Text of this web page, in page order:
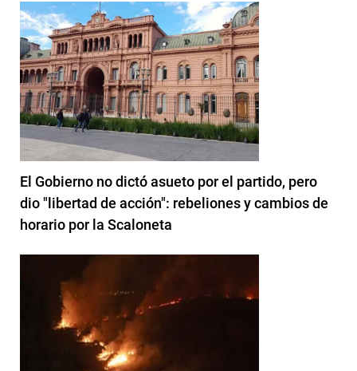
El Gobierno no dictó asueto por el partido, pero
dio "libertad de acción": rebeliones y cambios de
horario por la Scaloneta